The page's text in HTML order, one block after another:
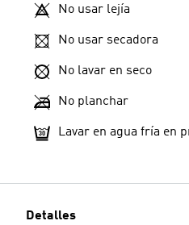
No usar lejía
No usar secadora
No lavar en seco
No planchar
Lavar en agua fría en
Detalles